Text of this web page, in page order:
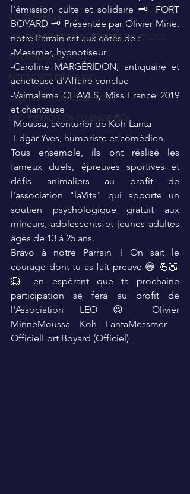
COIN PRESSE
CALENDRIER DES GUERRIERS DU PALAIS
PARTENAIRES
MESSAGES DE L'ASSO
UNE NUIT POUR 2500 VOIX
LEO PIERROT CHALLENGE 🦁🚀
l'émission culte et solidaire 🗝️ FORT
BOYARD 🗝️ Présentée par Olivier Mine,
notre Parrain est aux côtés de :
-Messmer, hypnotiseur
-Caroline MARGÉRIDON, antiquaire et
acheteuse d'Affaire conclue
-Vaimalama CHAVES, Miss France 2019
et chanteuse
-Moussa, aventurier de Koh-Lanta
-Edgar-Yves, humoriste et comédien.
Tous ensemble, ils ont réalisé les
fameux duels, épreuves sportives et
défis animaliers au profit de
l'association "laVita" qui apporte un
soutien psychologique gratuit aux
mineurs, adolescents et jeunes adultes
âgés de 13 à 25 ans.
Bravo à notre Parrain ! On sait le
courage dont tu as fait preuve 😅 💪🏼
🦁 en espérant que ta prochaine
participation se fera au profit de
l'Association LEO 😉 Olivier
MinneMoussa Koh LantaMessmer -
OfficielFort Boyard (Officiel)